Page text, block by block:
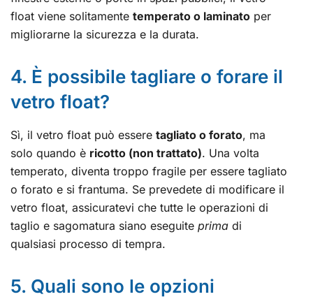
float viene solitamente temperato o laminato per
migliorarne la sicurezza e la durata.
4. È possibile tagliare o forare il
vetro float?
Sì, il vetro float può essere tagliato o forato, ma
solo quando è ricotto (non trattato). Una volta
temperato, diventa troppo fragile per essere tagliato
o forato e si frantuma. Se prevedete di modificare il
vetro float, assicuratevi che tutte le operazioni di
taglio e sagomatura siano eseguite prima di
qualsiasi processo di tempra.
5. Quali sono le opzioni